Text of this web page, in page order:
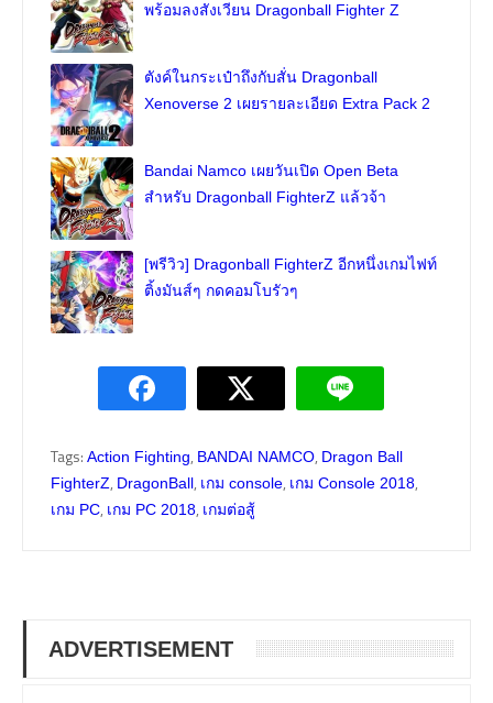
พร้อมลงสังเวียน Dragonball Fighter Z
ตังค์ในกระเป๋าถึงกับสั่น Dragonball
Xenoverse 2 เผยรายละเอียด Extra Pack 2
Bandai Namco เผยวันเปิด Open Beta
สำหรับ Dragonball FighterZ แล้วจ้า
[พรีวิว] Dragonball FighterZ อีกหนึ่งเกมไฟท์
ติ้งมันส์ๆ กดคอมโบรัวๆ
Tags: Action Fighting, BANDAI NAMCO, Dragon Ball
FighterZ, DragonBall, เกม console, เกม Console 2018,
เกม PC, เกม PC 2018, เกมต่อสู้
ADVERTISEMENT